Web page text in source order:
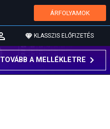
ÁRFOLYAMOK
KLASSZIS ELŐFIZETÉS
TOVÁBB A MELLÉKLETRE